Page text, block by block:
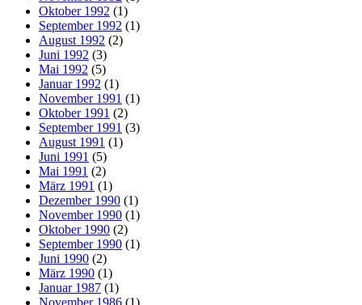
Oktober 1992 (1)
September 1992 (1)
August 1992 (2)
Juni 1992 (3)
Mai 1992 (5)
Januar 1992 (1)
November 1991 (1)
Oktober 1991 (2)
September 1991 (3)
August 1991 (1)
Juni 1991 (5)
Mai 1991 (2)
März 1991 (1)
Dezember 1990 (1)
November 1990 (1)
Oktober 1990 (2)
September 1990 (1)
Juni 1990 (2)
März 1990 (1)
Januar 1987 (1)
November 1986 (1)